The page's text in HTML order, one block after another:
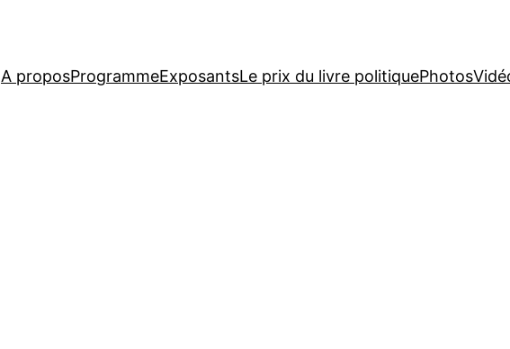
A proposProgrammeExposantsLe prix du livre politiquePhotos